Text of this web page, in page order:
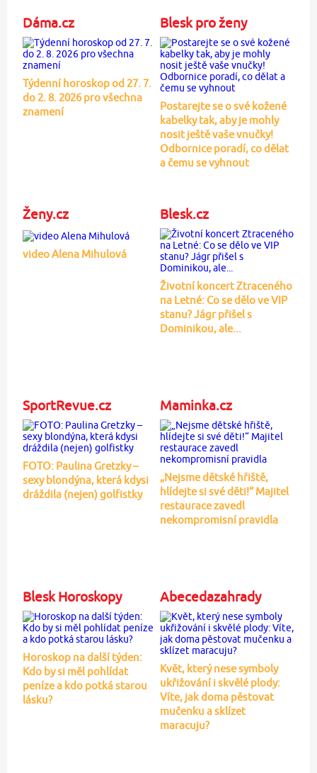
Dáma.cz
Týdenní horoskop od 27. 7.
do 2. 8. 2026 pro všechna
znamení
Blesk pro ženy
Postarejte se o své kožené
kabelky tak, aby je mohly
nosit ještě vaše vnučky!
Odbornice poradí, co dělat
a čemu se vyhnout
Ženy.cz
video Alena Mihulová
Blesk.cz
Životní koncert Ztraceného
na Letné: Co se dělo ve VIP
stanu? Jágr přišel s
Dominikou, ale...
SportRevue.cz
FOTO: Paulina Gretzky –
sexy blondýna, která kdysi
dráždila (nejen) golfistky
Maminka.cz
„Nejsme dětské hřiště,
hlídejte si své děti!“ Majitel
restaurace zavedl
nekompromisní pravidla
Blesk Horoskopy
Horoskop na další týden:
Kdo by si měl pohlídat
peníze a kdo potká starou
lásku?
Abecedazahrady
Květ, který nese symboly
ukřižování i skvělé plody:
Víte, jak doma pěstovat
mučenku a sklízet
maracuju?